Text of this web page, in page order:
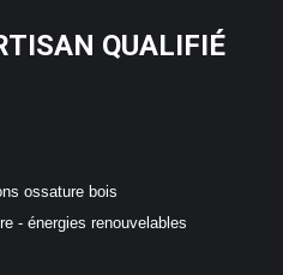
QUALIFIÉ
ossature bois
- énergies renouvelables